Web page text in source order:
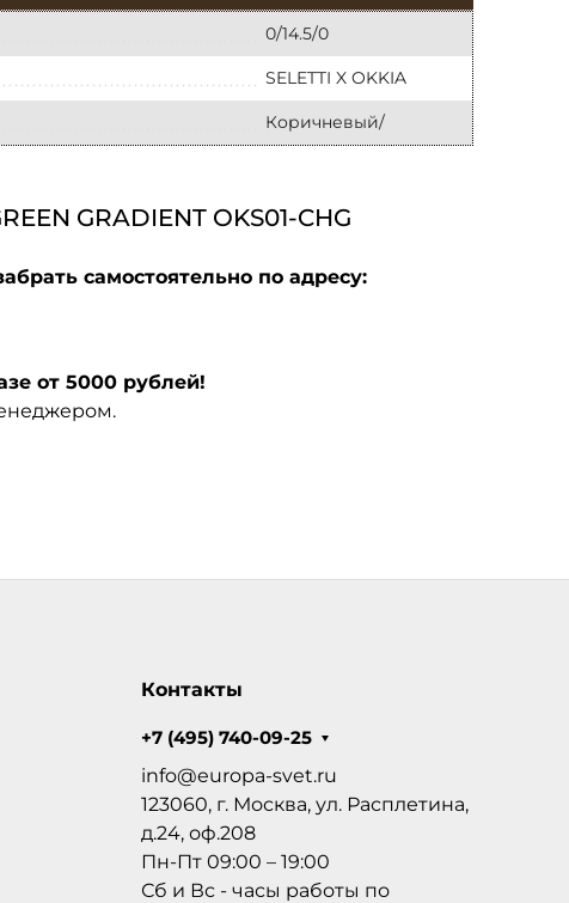
0/14.5/0
SELETTI X OKKIA
Коричневый/
GRADIENT OKS01-CHG
самостоятельно по адресу:
от 5000 рублей!
Контакты
+7 (495) 740-09-25
info@europa-svet.ru
123060, г. Москва, ул. Расплетина,
д.24, оф.208
Пн-Пт 09:00 – 19:00
Сб и Вс - часы работы по